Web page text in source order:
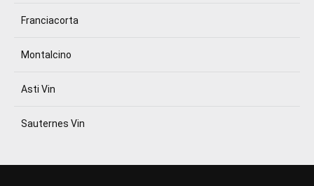
Franciacorta
Montalcino
Asti Vin
Sauternes Vin